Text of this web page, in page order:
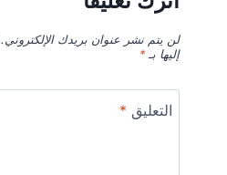
لن يتم نشر عنوان بريدك الإلكتروني.
إليها بـ*
التعليق *